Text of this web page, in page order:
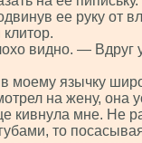
ее руку от
видно. — Вдруг
моему язычку
на жену, она
кивнула мне. Не
то